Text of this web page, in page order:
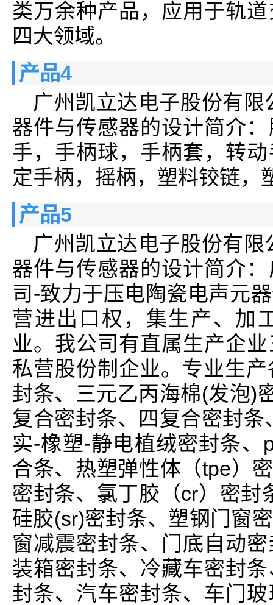
类万余种产品，应用于轨
四大领域。
产品4
广州凯立达电子股份有
器件与传感器的设计简介
手，手柄球，手柄套，转
定手柄，摇柄，塑料铰链，
产品5
广州凯立达电子股份有
器件与传感器的设计简介
司-致力于压电陶瓷电声元
营进出口权，集生产、加
业。我公司有直属生产企
私营股份制企业。专业生
封条、三元乙丙海棉(发泡)
复合密封条、四复合密封
实-橡塑-静电植绒密封条、
合条、热塑弹性体（tpe）
密封条、氯丁胶（cr）密封
硅胶(sr)密封条、塑钢门窗
窗减震密封条、门底自动
装箱密封条、冷藏车密封
封条、汽车密封条、车门